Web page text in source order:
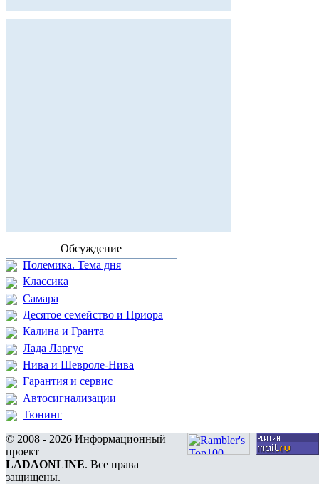
Обсуждение
Полемика. Тема дня
Классика
Самара
Десятое семейство и Приора
Калина и Гранта
Лада Ларгус
Нива и Шевроле-Нива
Гарантия и сервис
Автосигнализации
Тюнинг
© 2008 - 2026 Информационный
проект
LADAONLINE. Все права
защищены.